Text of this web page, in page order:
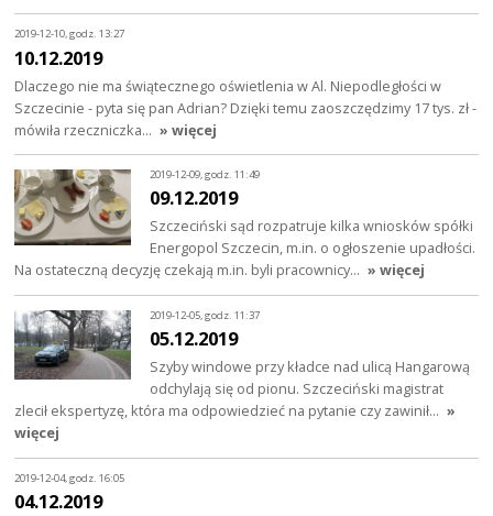
2019-12-10, godz. 13:27
10.12.2019
Dlaczego nie ma świątecznego oświetlenia w Al. Niepodległości w
Szczecinie - pyta się pan Adrian? Dzięki temu zaoszczędzimy 17 tys. zł -
mówiła rzeczniczka… » więcej
2019-12-09, godz. 11:49
09.12.2019
Szczeciński sąd rozpatruje kilka wniosków spółki
Energopol Szczecin, m.in. o ogłoszenie upadłości.
Na ostateczną decyzję czekają m.in. byli pracownicy… » więcej
2019-12-05, godz. 11:37
05.12.2019
Szyby windowe przy kładce nad ulicą Hangarową
odchylają się od pionu. Szczeciński magistrat
zlecił ekspertyzę, która ma odpowiedzieć na pytanie czy zawinił… »
więcej
2019-12-04, godz. 16:05
04.12.2019